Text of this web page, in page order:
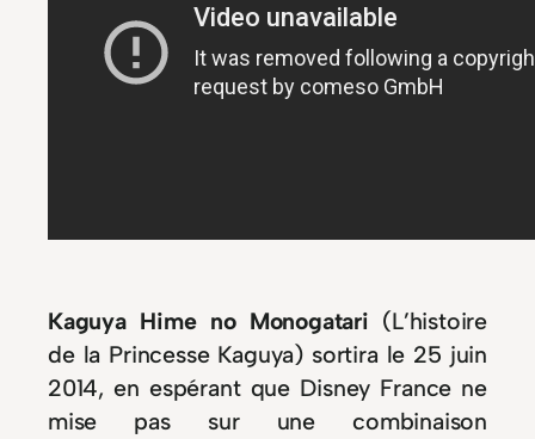
Kaguya Hime no Monogatari (L’histoire
de la Princesse Kaguya) sortira le 25 juin
2014, en espérant que Disney France ne
mise pas sur une combinaison